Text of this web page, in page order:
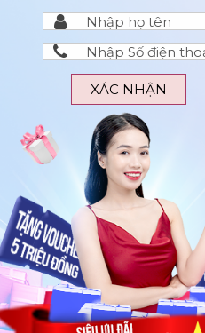
lông ở mũi nở to
không vệ sinh kỹ vùng mũi thì các
không đủ giấc, chế độ ăn uống
se khít lỗ chân lông trong một
thiện lỗ chân lông vùng mũi.
mà vẫn lành tính, an toàn. Ngoài
XÁC NHẬN